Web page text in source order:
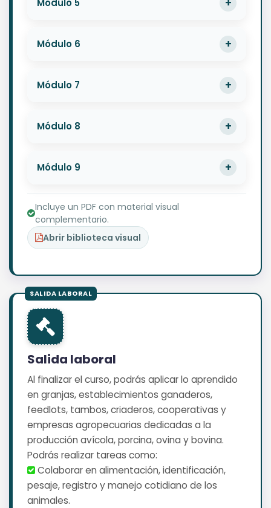
Módulo 5
Módulo 6
Módulo 7
Módulo 8
Módulo 9
Incluye un PDF con material visual
complementario.
Abrir biblioteca visual
Salida laboral
Al finalizar el curso, podrás aplicar lo aprendido
en granjas, establecimientos ganaderos,
feedlots, tambos, criaderos, cooperativas y
empresas agropecuarias dedicadas a la
producción avícola, porcina, ovina y bovina.
Podrás realizar tareas como:
️ Colaborar en alimentación, identificación,
pesaje, registro y manejo cotidiano de los
animales.